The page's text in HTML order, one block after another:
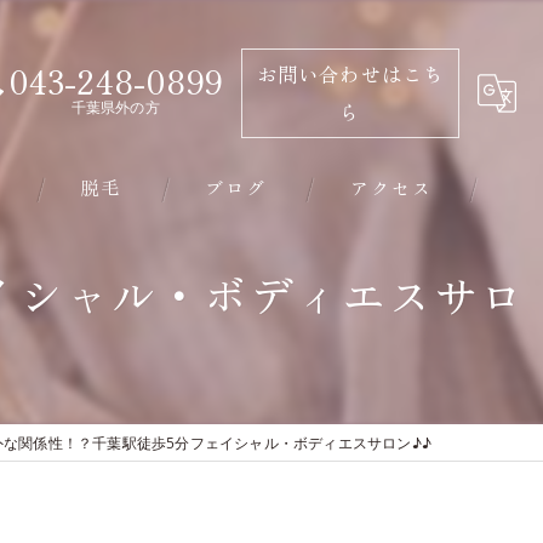
043-248-0899
千葉県外の方
お問い合わせはこち
ら
脱毛 ブログ アクセス
千葉市のエステ･有限会社ビソウの口コミ情報
ャル・ボディエスサロ
関係性！？千葉駅徒歩5分フェイシャル・ボディエスサロン♪♪